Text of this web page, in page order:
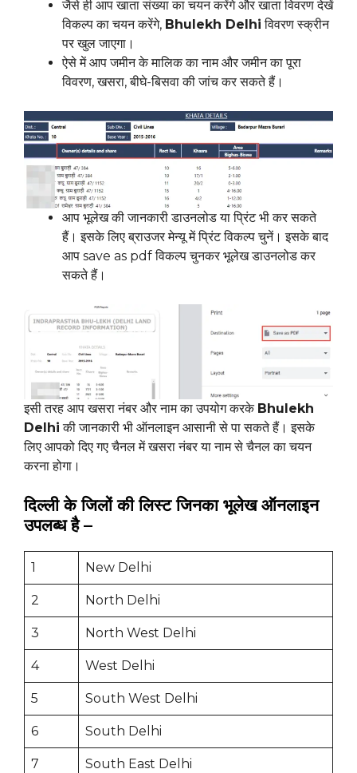
जैसे ही आप खाता संख्या का चयन करेंगे और खाता विवरण देखें
विकल्प का चयन करेंगे, Bhulekh Delhi विवरण स्क्रीन
पर खुल जाएगा।
ऐसे में आप जमीन के मालिक का नाम और जमीन का पूरा
विवरण, खसरा, बीघे-बिसवा की जांच कर सकते हैं।
आप भूलेख की जानकारी डाउनलोड या प्रिंट भी कर सकते
हैं। इसके लिए ब्राउजर मेन्यू में प्रिंट विकल्प चुनें। इसके बाद
आप save as pdf विकल्प चुनकर भूलेख डाउनलोड कर
सकते हैं।
इसी तरह आप खसरा नंबर और नाम का उपयोग करके Bhulekh
Delhi की जानकारी भी ऑनलाइन आसानी से पा सकते हैं। इसके
लिए आपको दिए गए चैनल में खसरा नंबर या नाम से चैनल का चयन
करना होगा।
दिल्ली के जिलों की लिस्ट जिनका भूलेख ऑनलाइन
उपलब्ध है –
1 New Delhi
2 North Delhi
3 North West Delhi
4 West Delhi
5 South West Delhi
6 South Delhi
7 South East Delhi